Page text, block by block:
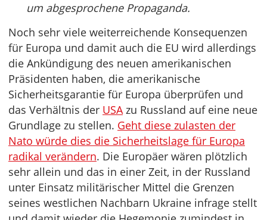
um abgesprochene Propaganda.
Noch sehr viele weiterreichende Konsequenzen
für Europa und damit auch die EU wird allerdings
die Ankündigung des neuen amerikanischen
Präsidenten haben, die amerikanische
Sicherheitsgarantie für Europa überprüfen und
das Verhältnis der USAzu Russland auf eine neue
Grundlage zu stellen. Geht diese zulasten der
Nato würde dies die Sicherheitslage für Europa
radikal verändern. Die Europäer wären plötzlich
sehr allein und das in einer Zeit, in der Russland
unter Einsatz militärischer Mittel die Grenzen
seines westlichen Nachbarn Ukraine infrage stellt